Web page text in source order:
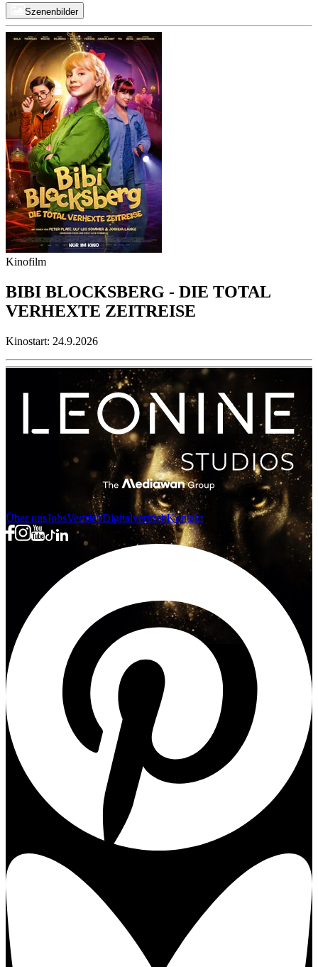
Szenenbilder
Kinofilm
BIBI BLOCKSBERG - DIE TOTAL
VERHEXTE ZEITREISE
Kinostart: 24.9.2026
Über unsJobsVertriebDigitalvertriebKontakt